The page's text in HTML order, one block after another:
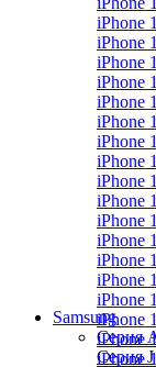
iPhone
iPhone
iPhone
iPhone
iPhone
iPhone
iPhone
iPhone
iPhone
iPhone
iPhone
iPhone
iPhone
iPhone
iPhone
iPhone
iPhone
iPhone
Samsung
Серия
Серия J